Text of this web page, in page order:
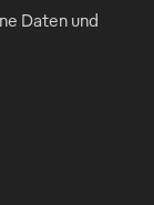
Daten und